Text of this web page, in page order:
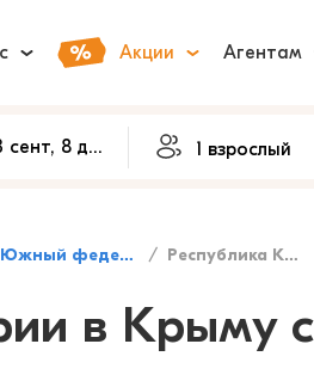
Акции Агентам
Южный федеральный округ Республика Крым
в Крыму